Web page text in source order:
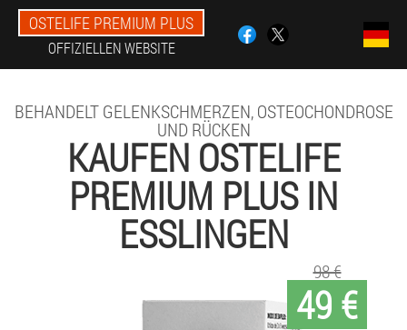
OSTELIFE PREMIUM PLUS
OFFIZIELLEN WEBSITE
BEHANDELT GELENKSCHMERZEN, OSTEOCHONDROSE
UND RÜCKEN
KAUFEN OSTELIFE
PREMIUM PLUS IN
ESSLINGEN
49 €
98 €